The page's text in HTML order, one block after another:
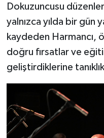
Dokuzuncusu
yalnızca yılda bir gün
kaydeden Harmancı,
doğru fırsatlar ve
geliştirdiklerine